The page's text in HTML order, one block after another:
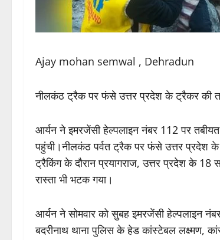
Ajay mohan semwal , Dehradun
नीलकंठ ट्रैक पर फंसे उत्तर प्रदेश के ट्रैकर की
आर्यन ने इमरजेंसी हेल्पलाइन नंबर 112 पर
पहुंची।नीलकंठ पर्वत ट्रैक पर फंसे उत्तर प्रदेश
ट्रैकिंग के दौरान प्रयागराज, उत्तर प्रदेश के
रास्ता भी भटक गया।
आर्यन ने सोमवार को सुबह इमरजेंसी हेल्पलाइन
बदरीनाथ थाना पुलिस के हेड कांस्टेबल लक्ष्मण,